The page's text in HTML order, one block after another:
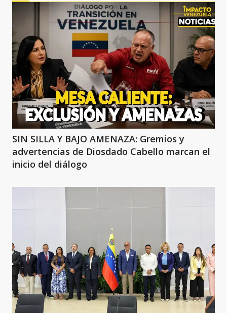
SIN SILLA Y BAJO AMENAZA: Gremios y
advertencias de Diosdado Cabello marcan el
inicio del diálogo